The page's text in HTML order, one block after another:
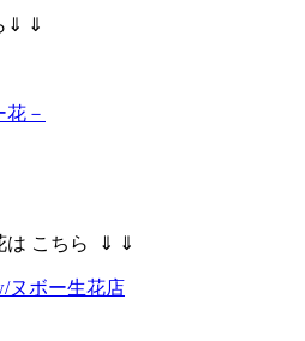
⇓ ⇓
－
は こちら ⇓ ⇓
ヌボー生花店